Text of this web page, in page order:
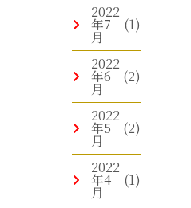
2022
年7
月
(1)
2022
年6
月
(2)
2022
年5
月
(2)
2022
年4
月
(1)